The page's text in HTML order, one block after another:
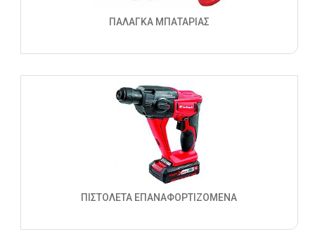
ΠΑΛΑΓΚΑ ΜΠΑΤΑΡΙΑΣ
ΠΙΣΤΟΛΕΤΑ ΕΠΑΝΑΦΟΡΤΙΖΟΜΕΝΑ